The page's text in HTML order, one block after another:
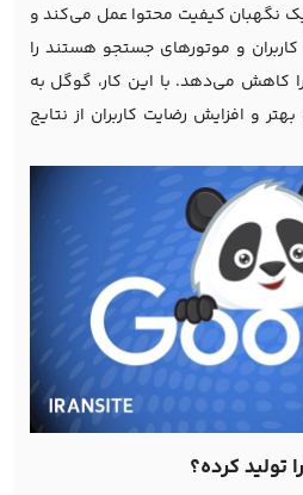
یک نگهبان کیفیت محتوا عمل می‌کند و
و موتورهای جستجو هستند را
کاهش می‌دهد. با این کار، گوگل به
و افزایش رضایت کاربران از نتایج
تولید کرده؟